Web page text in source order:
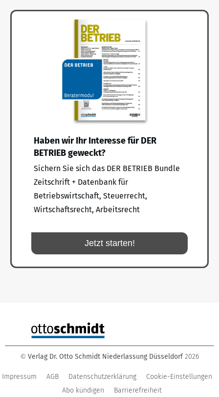
Haben wir Ihr Interesse für DER
BETRIEB geweckt?
Sichern Sie sich das DER BETRIEB Bundle
Zeitschrift + Datenbank für
Betriebswirtschaft, Steuerrecht,
Wirtschaftsrecht, Arbeitsrecht
Jetzt starten!
© Verlag Dr. Otto Schmidt Niederlassung Düsseldorf 2026
Impressum AGB Datenschutzerklärung
Cookie-Einstellungen
Abo kündigen
Barrierefreiheit